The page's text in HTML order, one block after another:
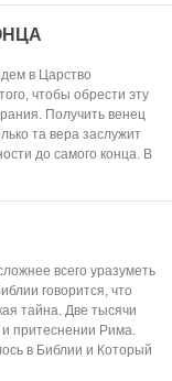
в Царство
чтобы обрести эту
Получить венец
та вера заслужит
до самого конца. В
всего уразуметь
говорится, что
тайна. Две тысячи
и притеснении Рима.
в Библии и Который